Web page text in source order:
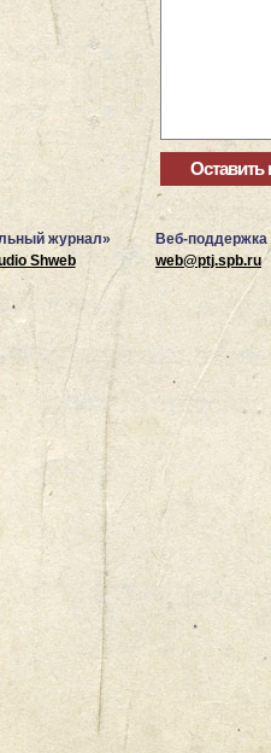
журнал»
Shweb
Веб-поддержка
web@ptj.spb.ru